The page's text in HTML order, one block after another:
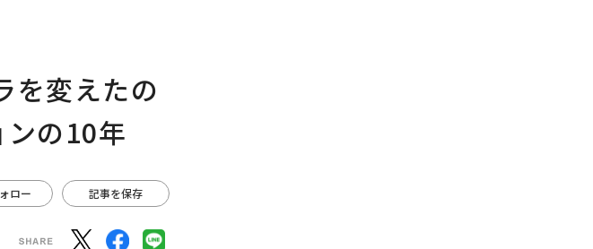
を変えたの
の10年
ロー 記事を保存